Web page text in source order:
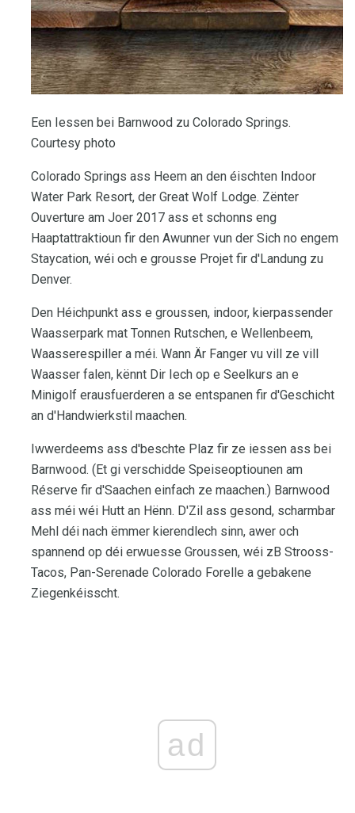
Een Iessen bei Barnwood zu Colorado Springs.
Courtesy photo
Colorado Springs ass Heem an den éischten Indoor
Water Park Resort, der Great Wolf Lodge. Zënter
Ouverture am Joer 2017 ass et schonns eng
Haaptattraktioun fir den Awunner vun der Sich no engem
Staycation, wéi och e grousse Projet fir d'Landung zu
Denver.
Den Héichpunkt ass e groussen, indoor, kierpassender
Waasserpark mat Tonnen Rutschen, e Wellenbeem,
Waasserespiller a méi. Wann Är Fanger vu vill ze vill
Waasser falen, kënnt Dir Iech op e Seelkurs an e
Minigolf erausfuerderen a se entspanen fir d'Geschicht
an d'Handwierkstil maachen.
Iwwerdeems ass d'beschte Plaz fir ze iessen ass bei
Barnwood. (Et gi verschidde Speiseoptiounen am
Réserve fir d'Saachen einfach ze maachen.) Barnwood
ass méi wéi Hutt an Hënn. D'Zil ass gesond, scharmbar
Mehl déi nach ëmmer kierendlech sinn, awer och
spannend op déi erwuesse Groussen, wéi zB Strooss-
Tacos, Pan-Serenade Colorado Forelle a gebakene
Ziegenkéisscht.
ad